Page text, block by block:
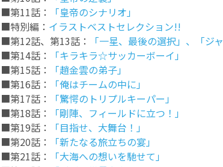
■第11話：
「皇帝のシナリオ」
■特別編： イラストベストセレクション!!
■第12話、第13話：
「一星、最後の選択」、「ジ
■第14話：
「キラキラ☆サッカーボーイ」
■第15話：
「趙金雲の弟子」
■第16話：
「俺はチームの中に」
■第17話：
「驚愕のトリプルキーパー」
■第18話：
「剛陣、フィールドに立つ！」
■第19話：
「目指せ、大舞台！」
■第20話：
「新たなる旅立ちの宴」
■第21話：
「大海への想いを馳せて」